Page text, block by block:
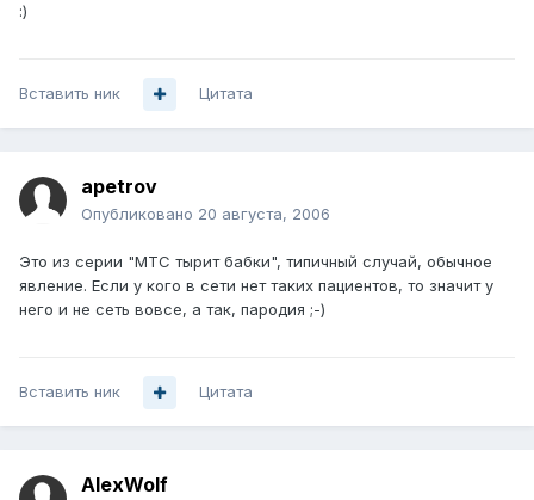
:)
Вставить ник Цитата
apetrov
Опубликовано 20 августа, 2006
Это из серии "МТС тырит бабки", типичный случай, обычное
явление. Если у кого в сети нет таких пациентов, то значит у
него и не сеть вовсе, а так, пародия ;-)
Вставить ник Цитата
AlexWolf